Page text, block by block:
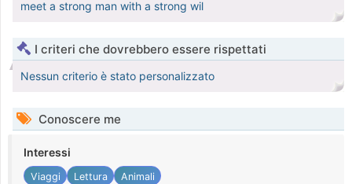
meet a strong man with a strong wil
I criteri che dovrebbero essere rispettati
Nessun criterio è stato personalizzato
Conoscere me
Interessi
Viaggi Lettura Animali